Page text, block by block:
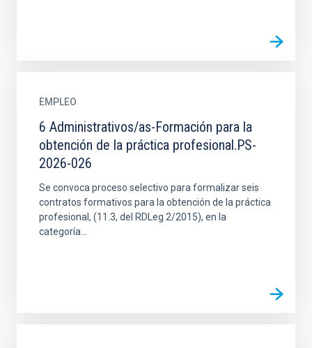
EMPLEO
6 Administrativos/as-Formación para la
obtención de la práctica profesional.PS-
2026-026
Se convoca proceso selectivo para formalizar seis
contratos formativos para la obtención de la práctica
profesional, (11.3, del RDLeg 2/2015), en la
categoría...